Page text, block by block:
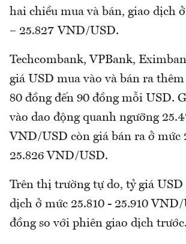
hai chiều mua và bán, giao dịch
– 25.827 VND/USD.
Techcombank, VPBank,
giá USD mua vào và bán ra
80 đồng đến 90 đồng mỗi USD.
vào dao động quanh ngưỡng
VND/USD còn giá bán ra ở mức
25.826 VND/USD.
Trên thị trường tự do, tỷ giá USD
dịch ở mức 25.810 - 25.910
đồng so với phiên giao dịch trước.